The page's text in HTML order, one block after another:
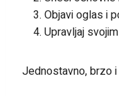
Objavi oglas i
Upravljaj
Jednostavno, brzo